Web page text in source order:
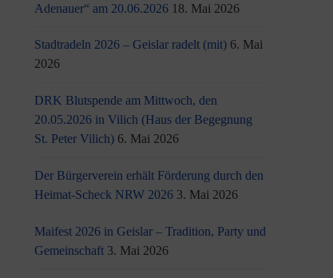
Adenauer“ am 20.06.2026 18. Mai 2026
Stadtradeln 2026 – Geislar radelt (mit) 6. Mai
2026
DRK Blutspende am Mittwoch, den
20.05.2026 in Vilich (Haus der Begegnung
St. Peter Vilich) 6. Mai 2026
Der Bürgerverein erhält Förderung durch den
Heimat-Scheck NRW 2026 3. Mai 2026
Maifest 2026 in Geislar – Tradition, Party und
Gemeinschaft 3. Mai 2026